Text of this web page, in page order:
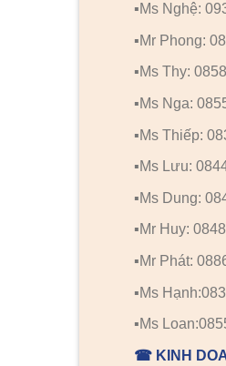
▪️Ms Nghệ:
▪️Mr Phong:
▪️Ms Thy:
▪️Ms Nga:
▪️Ms Thiếp:
▪️Ms Lưu:
▪️Ms Dung:
▪️Mr Huy:
▪️Mr Phát:
▪️Ms
▪️Ms
☎ KINH